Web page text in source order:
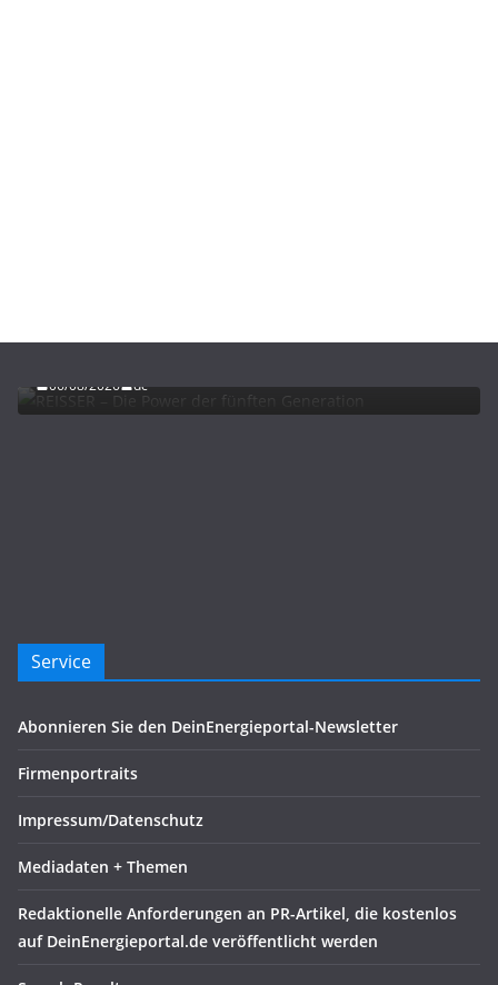
REISSER – Die Power der fünften Generation
06/08/2026 dc
Service
Abonnieren Sie den DeinEnergieportal-Newsletter
Firmenportraits
Impressum/Datenschutz
Mediadaten + Themen
Redaktionelle Anforderungen an PR-Artikel, die kostenlos
auf DeinEnergieportal.de veröffentlicht werden